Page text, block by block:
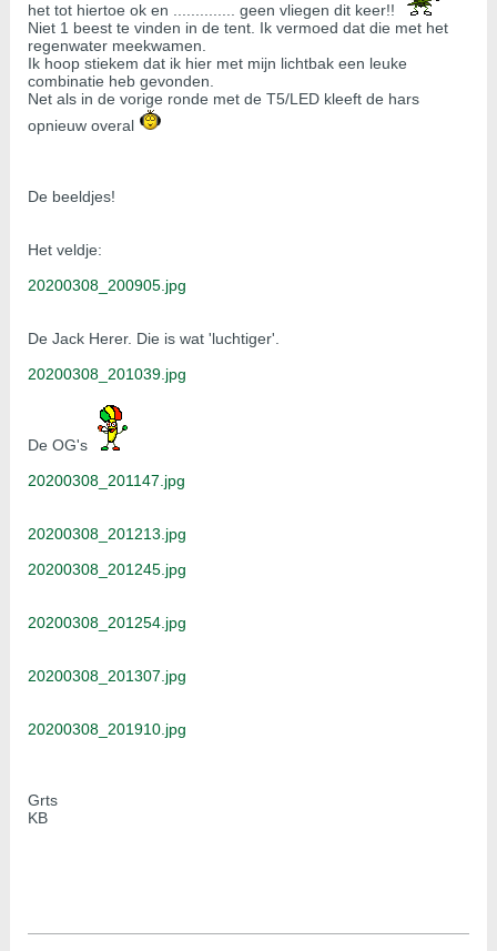
het tot hiertoe ok en .............. geen vliegen dit keer!!
Niet 1 beest te vinden in de tent. Ik vermoed dat die met het
regenwater meekwamen.
Ik hoop stiekem dat ik hier met mijn lichtbak een leuke
combinatie heb gevonden.
Net als in de vorige ronde met de T5/LED kleeft de hars
opnieuw overal
De beeldjes!
Het veldje:
20200308_200905.jpg
De Jack Herer. Die is wat 'luchtiger'.
20200308_201039.jpg
De OG's
20200308_201147.jpg
20200308_201213.jpg
20200308_201245.jpg
20200308_201254.jpg
20200308_201307.jpg
20200308_201910.jpg
Grts
KB